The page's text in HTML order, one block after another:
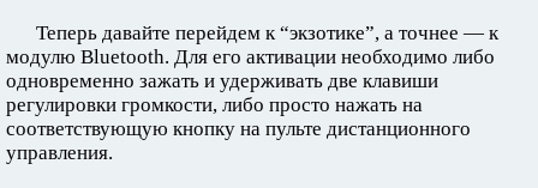
Теперь давайте перейдем к “экзотике”, а точнее — к
модулю Bluetooth. Для его активации необходимо либо
одновременно зажать и удерживать две клавиши
регулировки громкости, либо просто нажать на
соответствующую кнопку на пульте дистанционного
управления.